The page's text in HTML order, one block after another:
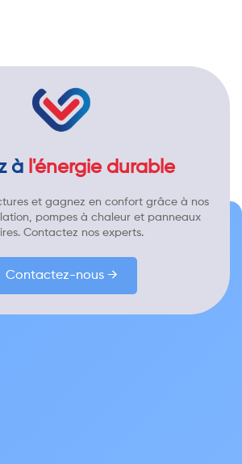
à l'énergie durable
et gagnez en confort grâce à nos
pompes à chaleur et panneaux
Contactez nos experts.
Contactez-nous →